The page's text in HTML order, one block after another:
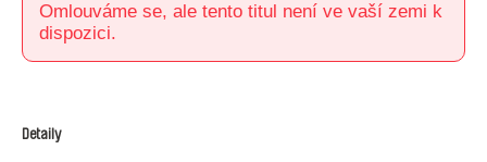
Omlouváme se, ale tento titul není ve vaší zemi k
dispozici.
Detaily